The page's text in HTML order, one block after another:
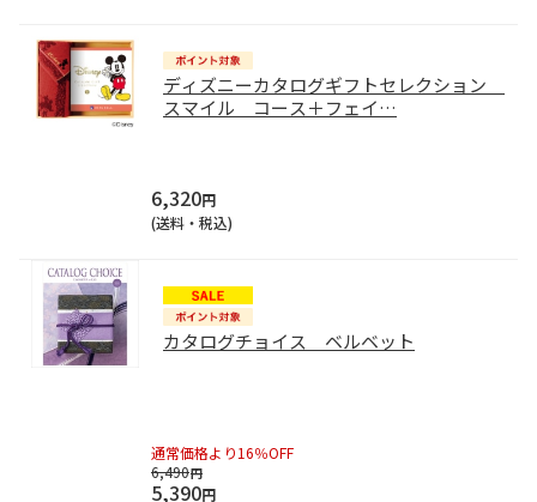
ディズニーカタログギフトセレクション
スマイル コース＋フェイ…
6,320円
(送料・税込)
カタログチョイス ベルベット
通常価格より16％OFF
6,490円
5,390円